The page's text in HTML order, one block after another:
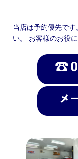
当店は予約優先で
い。
お客様のお役